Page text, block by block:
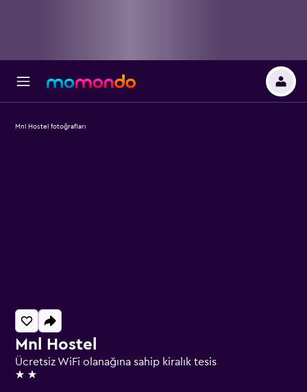
Mnl Hostel
Ücretsiz WiFi olanağına sahip kiralık tesis
2 yıldız
Mnl Hostel fotoğrafları